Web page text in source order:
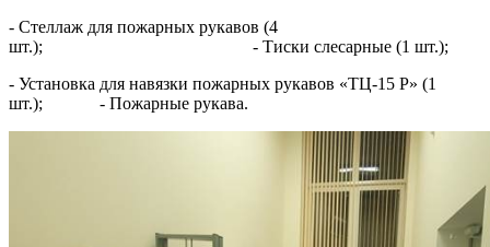
- Стеллаж для пожарных рукавов (4
шт.); - Тиски слесарные (1 шт.);
- Установка для навязки пожарных рукавов «ТЦ-15 Р» (1
шт.); - Пожарные рукава.